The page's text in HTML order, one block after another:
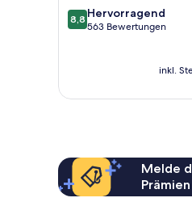
8.8
von
8,8 Hervorragend
563 Bewertungen
inkl.
Melde